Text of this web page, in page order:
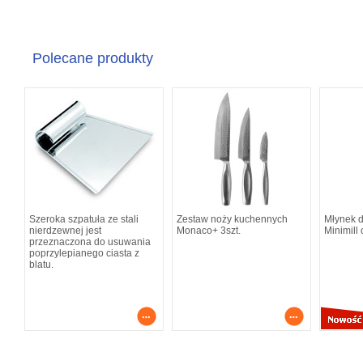
Polecane produkty
Szeroka szpatuła ze stali
nierdzewnej jest
przeznaczona do usuwania
poprzylepianego ciasta z
blatu.
Zestaw noży kuchennych
Monaco+ 3szt.
Młynek
Minimill